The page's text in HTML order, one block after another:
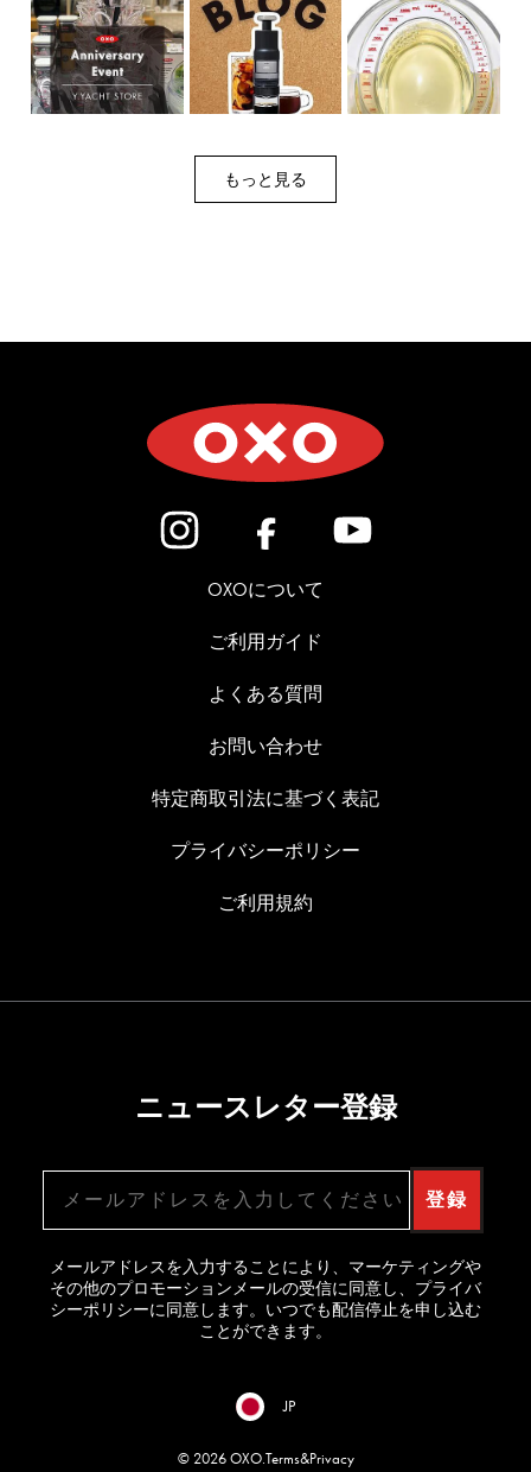
もっと見る
OXOについて
ご利用ガイド
よくある質問
お問い合わせ
特定商取引法に基づく表記
プライバシーポリシー
ご利用規約
ニュースレター登録
登録
メールアドレスを入力することにより、マーケティングや
その他のプロモーションメールの受信に同意し、プライバ
シーポリシーに同意します。いつでも配信停止を申し込む
ことができます。
JP
© 2026 OXO. Terms&Privacy